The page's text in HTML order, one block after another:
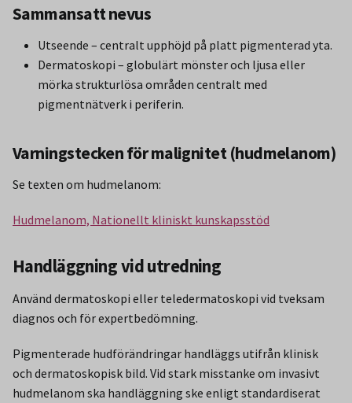
Sammansatt nevus
Utseende – centralt upphöjd på platt pigmenterad yta.
Dermatoskopi – globulärt mönster och ljusa eller
mörka strukturlösa områden centralt med
pigmentnätverk i periferin.
Varningstecken för malignitet (hudmelanom)
Se texten om hudmelanom:
Hudmelanom, Nationellt kliniskt kunskapsstöd
Handläggning vid utredning
Använd dermatoskopi eller teledermatoskopi vid tveksam
diagnos och för expertbedömning.
Pigmenterade hudförändringar handläggs utifrån klinisk
och dermatoskopisk bild. Vid stark misstanke om invasivt
hudmelanom ska handläggning ske enligt standardiserat